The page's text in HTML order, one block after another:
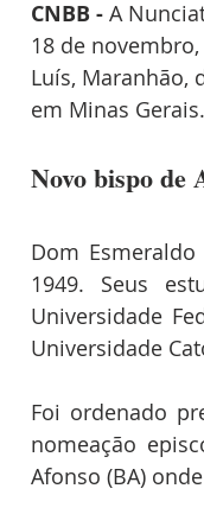
CNBB - A
18 de
Luís, Maranhão,
em Minas Gerais.
Novo bispo de
Dom
1949. Seus
Universidade
Universidade
Foi ordenado
nomeação
Afonso (BA)